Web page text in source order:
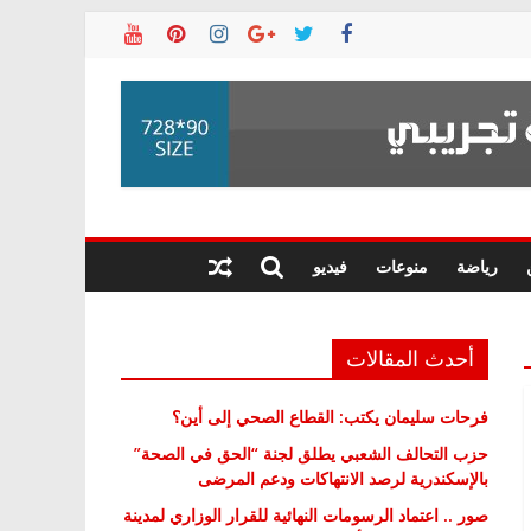
رياضة منوعات فيديو
أحدث المقالات
فرحات سليمان يكتب: القطاع الصحي إلى أين؟
حزب التحالف الشعبي يطلق لجنة “الحق في الصحة”
بالإسكندرية لرصد الانتهاكات ودعم المرضى
صور .. اعتماد الرسومات النهائية للقرار الوزاري لمدينة